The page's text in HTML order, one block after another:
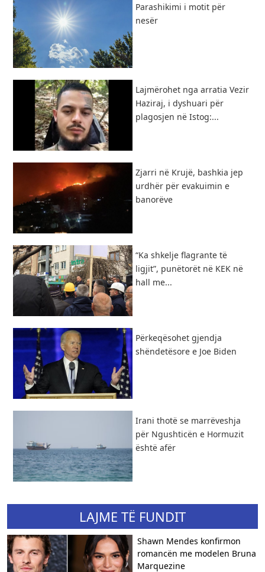
Parashikimi i motit për
nesër
Lajmërohet nga arratia Vezir
Haziraj, i dyshuari për
plagosjen në Istog:...
Zjarri në Krujë, bashkia jep
urdhër për evakuimin e
banorëve
“Ka shkelje flagrante të
ligjit”, punëtorët në KEK në
hall me...
Përkeqësohet gjendja
shëndetësore e Joe Biden
Irani thotë se marrëveshja
për Ngushticën e Hormuzit
është afër
LAJME TË FUNDIT
Shawn Mendes konfirmon
romancën me modelen Bruna
Marquezine